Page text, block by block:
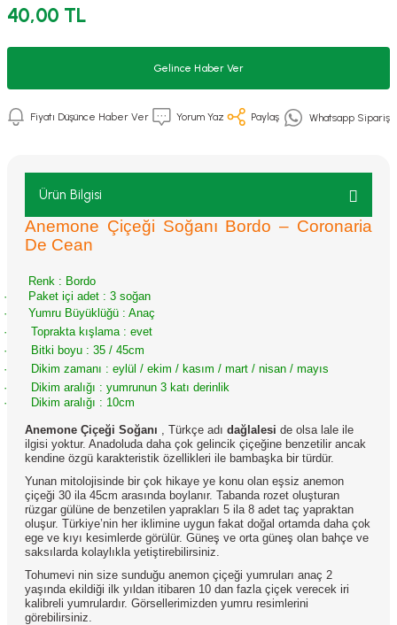
40,00 TL
Gelince Haber Ver
Fiyatı Düşünce Haber Ver Yorum Yaz Paylaş Whatsapp Sipariş
Ürün Bilgisi
Anemone Çiçeği Soğanı Bordo – Coronaria
De Cean
Renk : Bordo
·
Paket içi adet : 3 soğan
· Yumru Büyüklüğü : Anaç
·
Toprakta kışlama : evet
·
Bitki boyu : 35 / 45cm
·
Dikim zamanı : eylül / ekim / kasım / mart / nisan / mayıs
·
Dikim aralığı : yumrunun 3 katı derinlik
·
Dikim aralığı : 10cm
Anemone Çiçeği Soğanı , Türkçe adı dağlalesi de olsa lale ile
ilgisi yoktur. Anadoluda daha çok gelincik çiçeğine benzetilir ancak
kendine özgü karakteristik özellikleri ile bambaşka bir türdür.
Yunan mitolojisinde bir çok hikaye ye konu olan eşsiz anemon
çiçeği 30 ila 45cm arasında boylanır. Tabanda rozet oluşturan
rüzgar gülüne de benzetilen yaprakları 5 ila 8 adet taç yapraktan
oluşur. Türkiye’nin her iklimine uygun fakat doğal ortamda daha çok
ege ve kıyı kesimlerde görülür. Güneş ve orta güneş olan bahçe ve
saksılarda kolaylıkla yetiştirebilirsiniz.
Tohumevi nin size sunduğu anemon çiçeği yumruları anaç 2
yaşında ekildiği ilk yıldan itibaren 10 dan fazla çiçek verecek iri
kalibreli yumrulardır. Görsellerimizden yumru resimlerini
görebilirsiniz.